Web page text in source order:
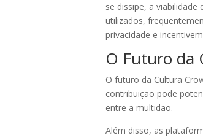
se dissipe, a
utilizados,
privacidade e
O Futuro da
O futuro da Cultura
contribuição pode
entre a multidão.
Além disso, as